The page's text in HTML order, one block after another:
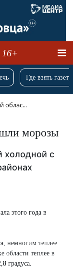
16+
Где взять
облас...
морозы
холодной с
этого года в
немногим теплее
области теплее в
градуса.